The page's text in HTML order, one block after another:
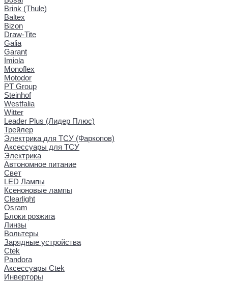
Brink (Thule)
Baltex
Bizon
Draw-Tite
Galia
Garant
Imiola
Monoflex
Motodor
PT Group
Steinhof
Westfalia
Witter
Leader Plus (Лидер Плюс)
Трейлер
Электрика для ТСУ (Фаркопов)
Аксессуары для ТСУ
Электрика
Автономное питание
Свет
LED Лампы
Ксеноновые лампы
Clearlight
Osram
Блоки розжига
Линзы
Вольтеры
Зарядные устройства
Ctek
Pandora
Аксессуары Ctek
Инверторы